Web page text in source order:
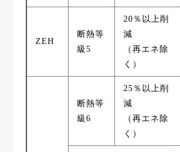
ZEH
断熱等
級5
20％以上削
減
（再エネ除
く）
断熱等
級6
25％以上削
減
（再エネ除
く）